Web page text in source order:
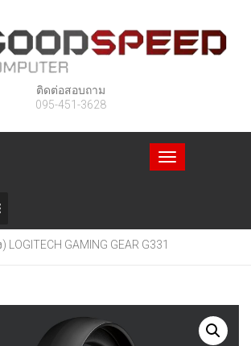
ติดต่อสอบถาม
095-451-3628
Toggle
navigation
LOGITECH GAMING GEAR G331